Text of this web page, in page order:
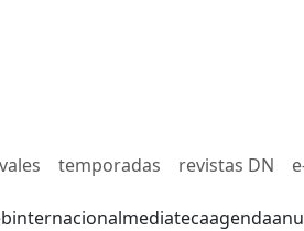
temporadas revistas DN
internacionalmediatecaagenda